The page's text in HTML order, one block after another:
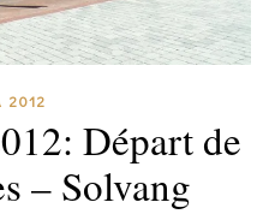
2012
Départ de
– Solvang